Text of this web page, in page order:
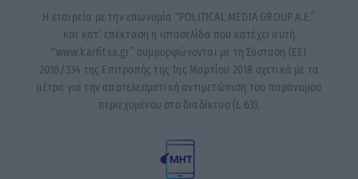
Η εταιρεία με την επωνυμία “POLITICAL MEDIA GROUP A.E.”
και κατ’ επέκταση η ιστοσελίδα που κατέχει αυτή
“www.karfitsa.gr” συμμορφώνονται με τη Σύσταση (ΕΕ)
2018/334 της Επιτροπής της 1ης Μαρτίου 2018 σχετικά με τα
μέτρα για την αποτελεσματική αντιμετώπιση του παράνομου
περιεχομένου στο διαδίκτυο (L 63).